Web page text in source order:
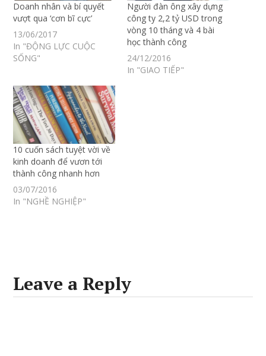
Doanh nhân và bí quyết
vượt qua ‘cơn bĩ cực’
13/06/2017
In "ĐỘNG LỰC CUỘC
SỐNG"
Người đàn ông xây dựng
công ty 2,2 tỷ USD trong
vòng 10 tháng và 4 bài
học thành công
24/12/2016
In "GIAO TIẾP"
10 cuốn sách tuyệt vời về
kinh doanh để vươn tới
thành công nhanh hơn
03/07/2016
In "NGHỀ NGHIỆP"
Leave a Reply